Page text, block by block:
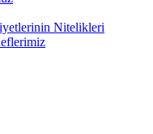
Nitelikleri